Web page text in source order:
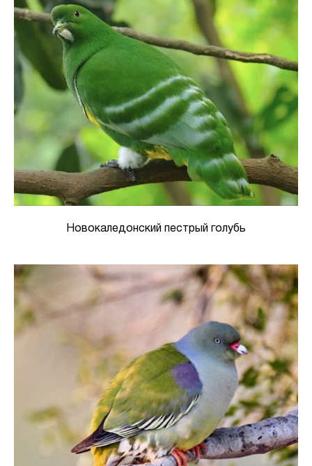
Новокаледонский пестрый голубь